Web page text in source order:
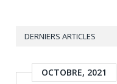
DERNIERS ARTICLES
OCTOBRE, 2021